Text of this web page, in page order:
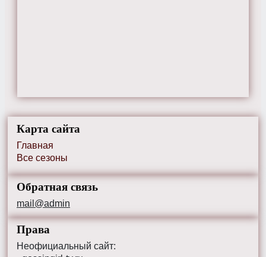
Карта сайта
Главная
Все сезоны
Обратная связь
mail@admin
Права
Неофициальный сайт: